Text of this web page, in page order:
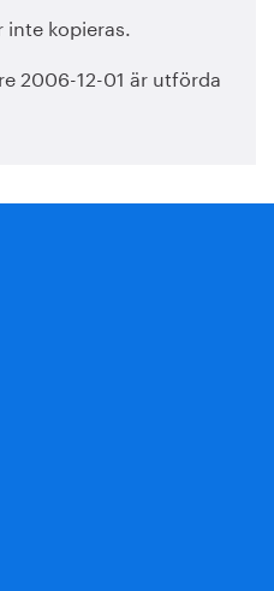
kopieras.
2006-12-01 är utförda